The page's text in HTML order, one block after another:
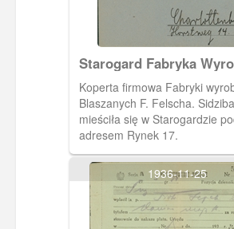
Starogard Fabryka
Blaszanych
Koperta firmowa Fabryki
Blaszanych F. Felscha.
mieściła się w Starogardzie
adresem Rynek 17.
1936-11-25